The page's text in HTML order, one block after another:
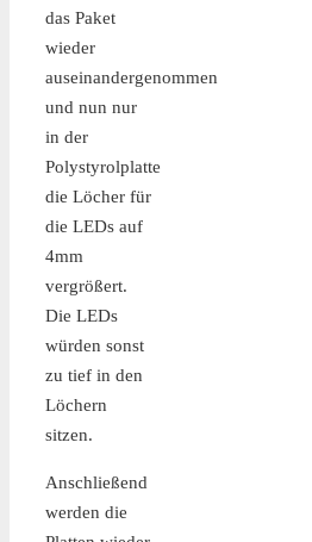
das Paket
wieder
auseinandergenommen
und nun nur
in der
Polystyrolplatte
die Löcher für
die LEDs auf
4mm
vergrößert.
Die LEDs
würden sonst
zu tief in den
Löchern
sitzen.
Anschließend
werden die